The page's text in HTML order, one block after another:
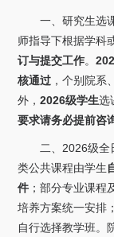
信息公开
关于我们
选择身份
信息系统
下载中心
一、研究生选
师指导下根据学科
订与提交工作。
核通过 ，个别院系
外，2026级学生选
要求请务必提前咨
二、2026级
类公共课程由学生
件 ；部分专业课
培养方案统一安排
自行选择教学班。